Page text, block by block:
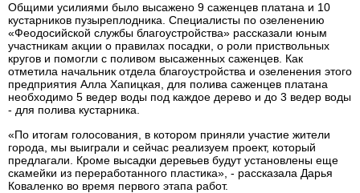
Общими усилиями было высажено 9 саженцев платана и 10
кустарников пузыреплодника. Специалисты по озеленению
«Феодосийской службы благоустройства» рассказали юным
участникам акции о правилах посадки, о роли приствольных
кругов и помогли с поливом высаженных саженцев. Как
отметила начальник отдела благоустройства и озеленения этого
предприятия Алла Хапицкая, для полива саженцев платана
необходимо 5 ведер воды под каждое дерево и до 3 ведер воды
- для полива кустарника.
«По итогам голосования, в котором приняли участие жители
города, мы выиграли и сейчас реализуем проект, который
предлагали. Кроме высадки деревьев будут установлены еще
скамейки из переработанного пластика», - рассказала Дарья
Коваленко во время первого этапа работ.